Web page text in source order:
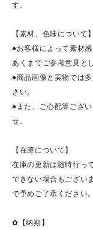
す。
【素材、色味について】
●お客様によって素材
あくまでご参考意見と
●商品画像と実物では
さい。
●また、ご心配等ござ
せ。
【在庫について】
在庫の更新は随時行っ
できない場合もござい
で予めご了承ください。
✿【納期】